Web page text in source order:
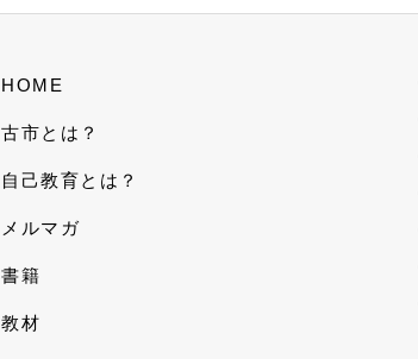
HOME
古市とは？
自己教育とは？
メルマガ
書籍
教材